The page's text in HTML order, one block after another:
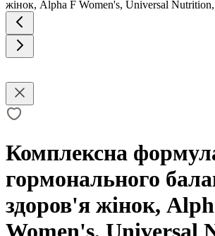
Комплексна
гормонального
здоров'я жінок,